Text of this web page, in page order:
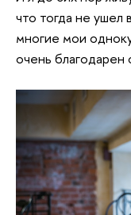
что тогда не
многие мои
очень